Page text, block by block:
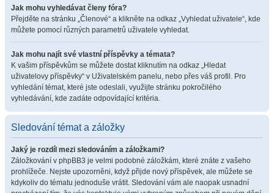
Jak mohu vyhledávat členy fóra?
Přejděte na stránku „Členové“ a klikněte na odkaz „Vyhledat uživatele“, kde
můžete pomocí různých parametrů uživatele vyhledat.
Jak mohu najít své vlastní příspěvky a témata?
K vašim příspěvkům se můžete dostat kliknutím na odkaz „Hledat
uživatelovy příspěvky“ v Uživatelském panelu, nebo přes váš profil. Pro
vyhledání témat, které jste odeslali, využijte stránku pokročilého
vyhledávání, kde zadáte odpovídající kritéria.
Sledování témat a záložky
Jaký je rozdíl mezi sledováním a záložkami?
Záložkování v phpBB3 je velmi podobné záložkám, které znáte z vašeho
prohlížeče. Nejste upozorněni, když přijde nový příspěvek, ale můžete se
kdykoliv do tématu jednoduše vrátit. Sledování vám ale naopak usnadní